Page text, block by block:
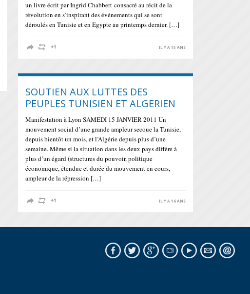
un livre écrit par Ingrid Chabbert consacré au récit de la
révolution en s’inspirant des événements qui se sont
déroulés en Tunisie et en Egypte au printemps dernier. […]
IL Y A 15 ANS
SOUTIEN AUX LUTTES DES
PEUPLES TUNISIEN ET ALGERIEN
Manifestation à Lyon SAMEDI 15 JANVIER 2011 Un
mouvement social d’une grande ampleur secoue la Tunisie,
depuis bientôt un mois, et l’Algérie depuis plus d’une
semaine. Même si la situation dans les deux pays diffère à
plus d’un égard (structures du pouvoir, politique
économique, étendue et durée du mouvement en cours,
ampleur de la répression […]
IL Y A 16 ANS